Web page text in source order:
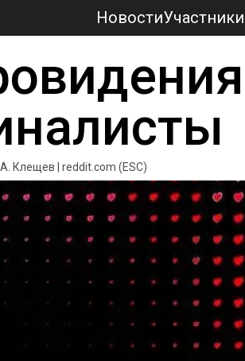
НовостиУчастники
Клещев | reddit.com (ESC)